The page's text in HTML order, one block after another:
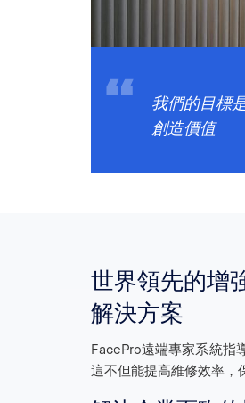
我們的目標
創造價值
世界領先的增
解決方案
FacePro遠端專家系統指
這不但能提高維修效率，